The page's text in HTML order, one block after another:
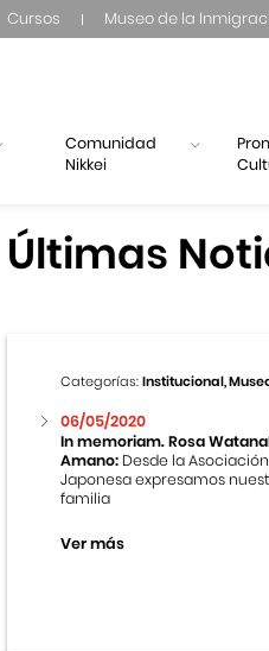
Cursos Museo de la
Comunidad
Nikkei
Últimas
Categorías:Institucional,
06/05/2020
In memoriam. Rosa
Amano: Desde la
Japonesa expresamos
familia
Ver más